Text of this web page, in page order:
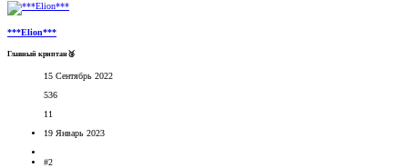
***Elion***
Главный криптан🥉
15 Сентябрь 2022
536
11
19 Январь 2023
#2